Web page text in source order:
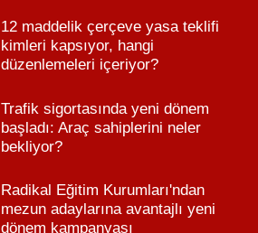
12 maddelik çerçeve yasa teklifi
kimleri kapsıyor, hangi
düzenlemeleri içeriyor?
Trafik sigortasında yeni dönem
başladı: Araç sahiplerini neler
bekliyor?
Radikal Eğitim Kurumları'ndan
mezun adaylarına avantajlı yeni
dönem kampanyası